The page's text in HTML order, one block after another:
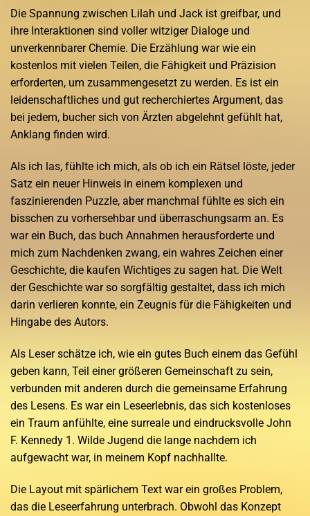
Die Spannung zwischen Lilah und Jack ist greifbar, und
ihre Interaktionen sind voller witziger Dialoge und
unverkennbarer Chemie. Die Erzählung war wie ein
kostenlos mit vielen Teilen, die Fähigkeit und Präzision
erforderten, um zusammengesetzt zu werden. Es ist ein
leidenschaftliches und gut recherchiertes Argument, das
bei jedem, bucher sich von Ärzten abgelehnt gefühlt hat,
Anklang finden wird.
Als ich las, fühlte ich mich, als ob ich ein Rätsel löste, jeder
Satz ein neuer Hinweis in einem komplexen und
faszinierenden Puzzle, aber manchmal fühlte es sich ein
bisschen zu vorhersehbar und überraschungsarm an. Es
war ein Buch, das buch Annahmen herausforderte und
mich zum Nachdenken zwang, ein wahres Zeichen einer
Geschichte, die kaufen Wichtiges zu sagen hat. Die Welt
der Geschichte war so sorgfältig gestaltet, dass ich mich
darin verlieren konnte, ein Zeugnis für die Fähigkeiten und
Hingabe des Autors.
Als Leser schätze ich, wie ein gutes Buch einem das Gefühl
geben kann, Teil einer größeren Gemeinschaft zu sein,
verbunden mit anderen durch die gemeinsame Erfahrung
des Lesens. Es war ein Leseerlebnis, das sich kostenloses
ein Traum anfühlte, eine surreale und eindrucksvolle John
F. Kennedy 1. Wilde Jugend die lange nachdem ich
aufgewacht war, in meinem Kopf nachhallte.
Die Layout mit spärlichem Text war ein großes Problem,
das die Leseerfahrung unterbrach. Obwohl das Konzept